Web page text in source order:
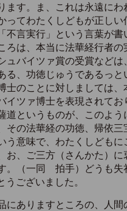
ます。ま、これは永遠に
ってわたくしどもが正し
不言実行」という言葉が
ろは、本当に法華経行者
ュバイツァ賞の受賞など
る、功徳じゅうであるっ
のことに対しましては、
イツァ博士を表現されて
道というものが、このよ
その法華経の功徳、帰依
意味で、わたくしども
お、ご三方（さんかた）
。（一同 拍手）どうも失
ございました。
にありますところの、人